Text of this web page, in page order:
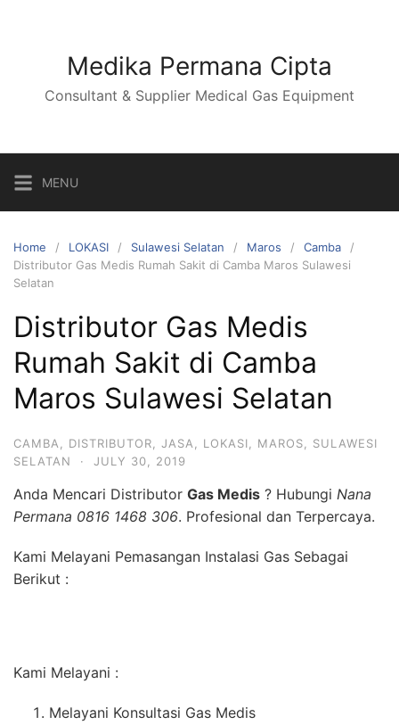
Medika Permana Cipta
Consultant & Supplier Medical Gas Equipment
MENU
Home LOKASI Sulawesi Selatan Maros
Camba
Distributor Gas Medis Rumah Sakit di Camba Maros Sulawesi
Selatan
Distributor Gas Medis
Rumah Sakit di Camba
Maros Sulawesi Selatan
CAMBA DISTRIBUTOR JASA LOKASI MAROS
SULAWESI
SELATAN
· JULY 30, 2019
Anda Mencari Distributor Gas Medis ? Hubungi Nana
Permana 0816 1468 306. Profesional dan Terpercaya.
Kami Melayani Pemasangan Instalasi Gas Sebagai
Berikut :
Kami Melayani :
Melayani Konsultasi Gas Medis